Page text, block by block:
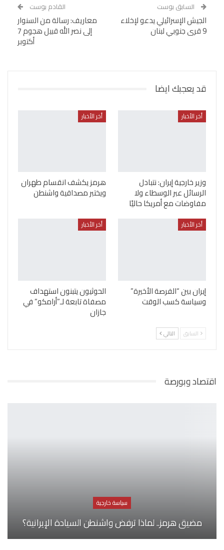
السابق بوست
الجيش الإسرائيلي يدعو لإخلاء
9 قرى جنوبي لبنان
القادم بوست
معاريف: رسالة من السنوار
إلى نصر الله قبيل هجوم 7
أكتوبر
قد يعجبك ايضا
أخر الأخبار
وزير خارجية إيران: نتبادل
الرسائل عبر الوسطاء ولا
مفاوضات مع أمريكا حاليًا
أخر الأخبار
هرمز يكشف انقسام طهران
ويختبر مصداقية واشنطن
أخر الأخبار
إيران بين “الفرصة الأخيرة”
وسياسة كسب الوقت
أخر الأخبار
الحوثيون يتبنون استهداف
مصفاة تابعة لـ”أرامكو” في
جازان
السابق التالي
اقتصاد وبورصة
سياسة خارجية
مضيق هرمز.. لماذا ترفض واشنطن السيادة الإيرانية؟